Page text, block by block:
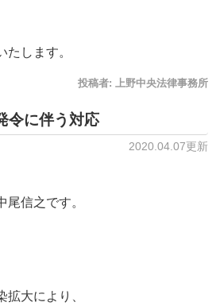
たします。
投稿者: 上野中央法律事務所
令に伴う対応
2020.04.07更新
尾信之です。
拡大により、